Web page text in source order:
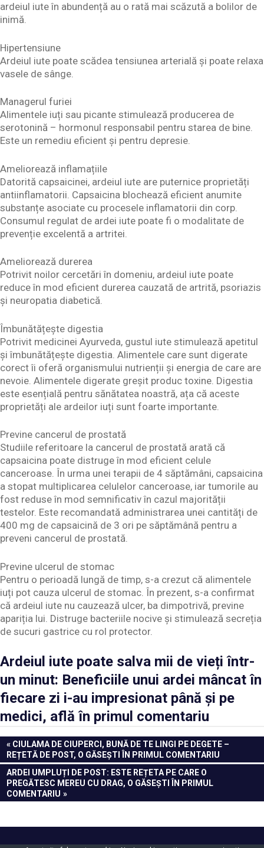
ardeiul iute în abundență au o rată mai scăzută a bolilor de
inimă.
Hipertensiune
Ardeiul iute poate scădea tensiunea arterială și poate relaxa
vasele de sânge.
Managerul furiei
Alimentele iuți sau picante stimulează producerea de
serotonină – hormonul responsabil pentru starea de bine.
Este un remediu eficient și pentru depresie.
Ameliorează inflamațiile
Datorită capsaicinei, ardeiul iute are puternice proprietăți
antiinflamatorii. Capsaicina blochează eficient anumite
substanțe asociate cu procesele inflamatorii din corp.
Consumul regulat de ardei iute poate fi o modalitate de
prevenție excelentă a artritei.
Ameliorează durerea
Potrivit noilor cercetări în domeniu, ardeiul iute poate
reduce în mod eficient durerea cauzată de artrită, psoriazis
și neuropatia diabetică.
Îmbunătățește digestia
Potrivit medicinei Ayurveda, gustul iute stimulează apetitul
și îmbunătățește digestia. Alimentele care sunt digerate
corect îi oferă organismului nutrienții și energia de care are
nevoie. Alimentele digerate greșit produc toxine. Digestia
este esențială pentru sănătatea noastră, ața că aceste
proprietăți ale ardeilor iuți sunt foarte importante.
Previne cancerul de prostată
Studiile referitoare la cancerul de prostată arată că
capsaicina poate distruge în mod eficient celule
canceroase. În urma unei terapii de 4 săptămâni, capsaicina
a stopat multiplicarea celulelor canceroase, iar tumorile au
fost reduse în mod semnificativ în cazul majorității
testelor. Este recomandată administrarea unei cantități de
400 mg de capsaicină de 3 ori pe săptămână pentru a
preveni cancerul de prostată.
Previne ulcerul de stomac
Pentru o perioadă lungă de timp, s-a crezut că alimentele
iuți pot cauza ulcerul de stomac. În prezent, s-a confirmat
că ardeiul iute nu cauzează ulcer, ba dimpotrivă, previne
apariția lui. Distruge bacteriile nocive și stimulează secreția
de sucuri gastrice cu rol protector.
Ardeiul iute poate salva mii de vieți într-
un minut: Beneficiile unui ardei mâncat în
fiecare zi i-au impresionat până și pe
medici, află în primul comentariu
Navigare
în
articole
PREVIOUS
POST:
CIULAMA DE CIUPERCI, BUNĂ DE TE LINGI PE DEGETE –
REȚETĂ DE POST, O GĂSEȘTI ÎN PRIMUL COMENTARIU
NEXT
POST:
ARDEI UMPLUȚI DE POST: ESTE REȚETA PE CARE O
PREGĂTESC MEREU CU DRAG, O GĂSEȘTI ÎN PRIMUL
COMENTARIU